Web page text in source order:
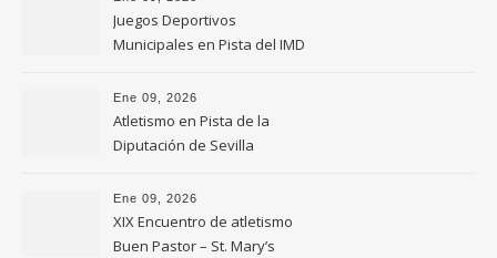
Juegos Deportivos
Municipales en Pista del IMD
de Sevilla
Ene 09, 2026
Atletismo en Pista de la
Diputación de Sevilla
Ene 09, 2026
XIX Encuentro de atletismo
Buen Pastor – St. Mary’s